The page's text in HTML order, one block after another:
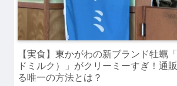
【実食】東かがわの新ブランド牡蠣
ドミルク）」がクリーミーすぎ！通
る唯一の方法とは？